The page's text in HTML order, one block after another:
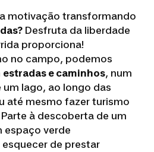
motivação transformando
Desfruta da liberdade
proporciona!
no campo, podemos
estradas e caminhos, num
lago, ao longo das
até mesmo fazer turismo
à descoberta de um
espaço verde
de prestar